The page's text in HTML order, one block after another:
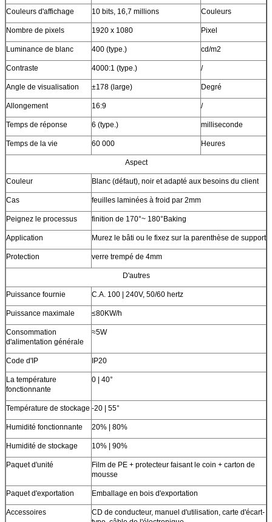
Couleurs d'affichage 10 bits, 16,7 millions Couleurs
Nombre de pixels 1920 x 1080 Pixel
Luminance de blanc 400 (type.) cd/m2
Contraste 4000:1 (type.) /
Angle de visualisation ±178 (large) Degré
Allongement 16:9 /
Temps de réponse 6 (type.) milliseconde
Temps de la vie 60 000 Heures
Aspect
Couleur Blanc (défaut), noir et adapté aux besoins du client
Cas feuilles laminées à froid par 2mm
Peignez le processus finition de 170°~ 180°Baking
Application Murez le bâti ou le fixez sur la parenthèse de support
Protection verre trempé de 4mm
D'autres
Puissance fournie C.A. 100 | 240V, 50/60 hertz
Puissance maximale ≤80KW/h
Consommation
d'alimentation générale
≈5W
Code d'IP IP20
La température
fonctionnante
0 | 40°
Température de stockage -20 | 55°
Humidité fonctionnante 20% | 80%
Humidité de stockage 10% | 90%
Paquet d'unité
Film de PE + protecteur faisant le coin + carton de
mousse
Paquet d'exportation Emballage en bois d'exportation
Accessoires
CD de conducteur, manuel d'utilisation, carte d'écart-